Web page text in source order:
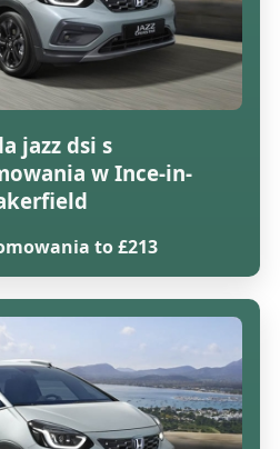
jazz dsi s
w Ince-in-
to £213